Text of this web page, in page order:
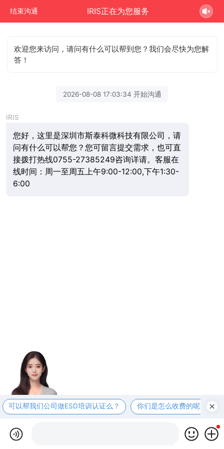
结束沟通 IRIS正在为您服务
欢迎您来访问，请问有什么可以帮到您？我们会尽快为您解
答！
2026-08-08 17:03:34 开始沟通
IRIS
您好，这里是深圳市斯泰科微科技有限公司，请
问有什么可以帮您？您可留言提交需求，也可直
接拨打热线0755-27385249咨询详请。客服在
线时间：周一至周五上午9:00-12:00,下午1:30-
6:00
可以帮我们公司做ESD培训认证么？ 你们是怎么收费的呢？